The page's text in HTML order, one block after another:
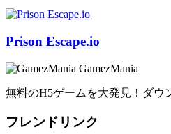
Prison Escape.io
GamezMania
無料のH5ゲームを大発見！ダウ
フレンドリンク